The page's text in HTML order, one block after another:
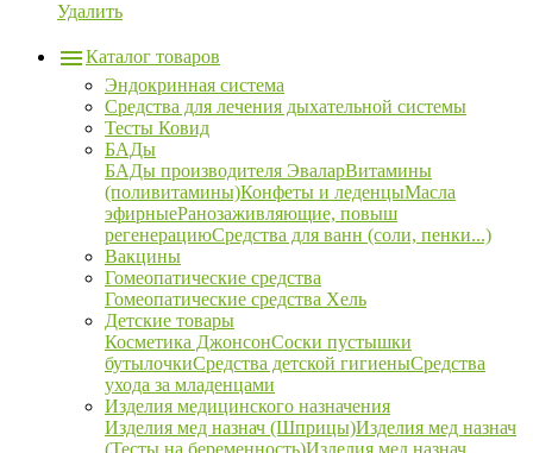
Удалить
Каталог товаров
Эндокринная система
Средства для лечения дыхательной системы
Тесты Ковид
БАДы
БАДы производителя ЭваларВитамины
(поливитамины)Конфеты и леденцыМасла
эфирныеРанозаживляющие, повыш
регенерациюСредства для ванн (соли, пенки...)
Вакцины
Гомеопатические средства
Гомеопатические средства Хель
Детские товары
Косметика ДжонсонСоски пустышки
бутылочкиСредства детской гигиеныСредства
ухода за младенцами
Изделия медицинского назначения
Изделия мед назнач (Шприцы)Изделия мед назнач